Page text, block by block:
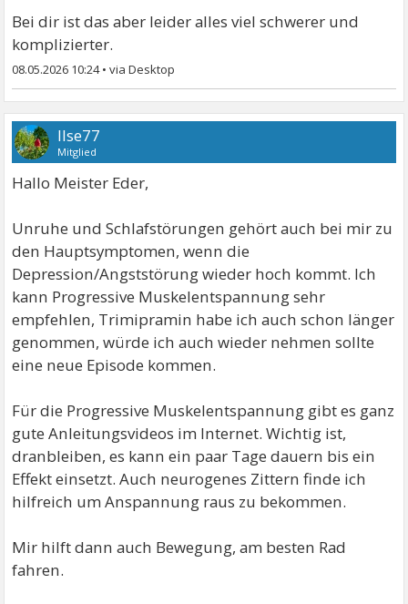
Bei dir ist das aber leider alles viel schwerer und
komplizierter.
08.05.2026 10:24•
Ilse77
Mitglied
Hallo Meister Eder,
Unruhe und Schlafstörungen gehört auch bei mir zu
den Hauptsymptomen, wenn die
Depression/Angststörung wieder hoch kommt. Ich
kann Progressive Muskelentspannung sehr
empfehlen, Trimipramin habe ich auch schon länger
genommen, würde ich auch wieder nehmen sollte
eine neue Episode kommen.
Für die Progressive Muskelentspannung gibt es ganz
gute Anleitungsvideos im Internet. Wichtig ist,
dranbleiben, es kann ein paar Tage dauern bis ein
Effekt einsetzt. Auch neurogenes Zittern finde ich
hilfreich um Anspannung raus zu bekommen.
Mir hilft dann auch Bewegung, am besten Rad
fahren.